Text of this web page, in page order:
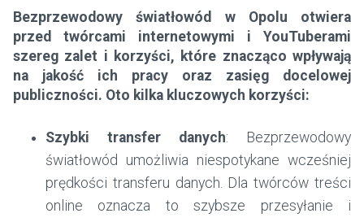
Bezprzewodowy światłowód w Opolu otwiera
przed twórcami internetowymi i YouTuberami
szereg zalet i korzyści, które znacząco wpływają
na jakość ich pracy oraz zasięg docelowej
publiczności. Oto kilka kluczowych korzyści:
Szybki transfer danych: Bezprzewodowy
światłowód umożliwia niespotykane wcześniej
prędkości transferu danych. Dla twórców treści
online oznacza to szybsze przesyłanie i